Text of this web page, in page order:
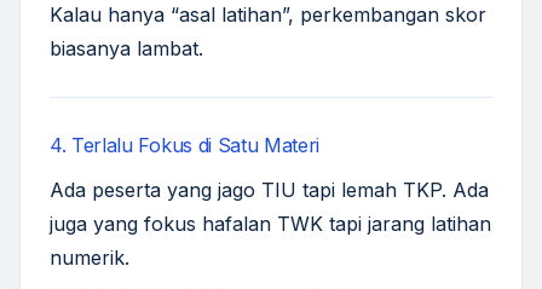
Kalau hanya “asal latihan”, perkembangan skor
biasanya lambat.
4. Terlalu Fokus di Satu Materi
Ada peserta yang jago TIU tapi lemah TKP. Ada
juga yang fokus hafalan TWK tapi jarang latihan
numerik.